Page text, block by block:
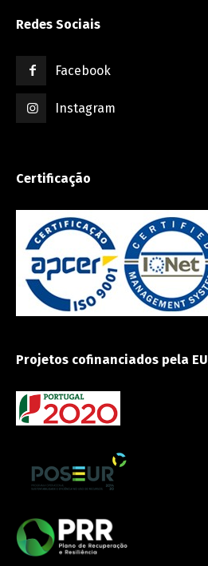
Redes Sociais
Facebook
Instagram
Certificação
Projetos cofinanciados pela EU